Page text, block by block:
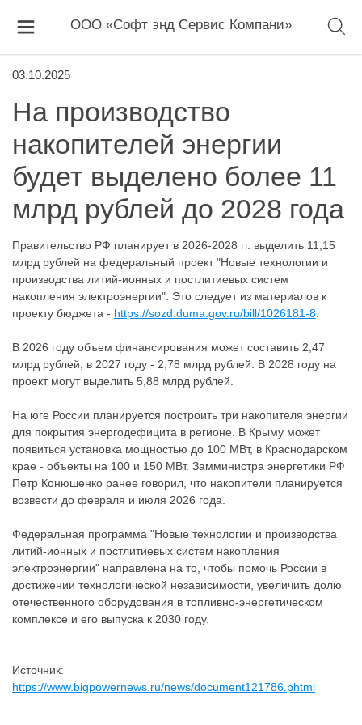
ООО «Софт энд Сервис Компани»
03.10.2025
На производство
накопителей энергии
будет выделено более 11
млрд рублей до 2028 года
Правительство РФ планирует в 2026-2028 гг. выделить 11,15
млрд рублей на федеральный проект "Новые технологии и
производства литий-ионных и постлитиевых систем
накопления электроэнергии". Это следует из материалов к
проекту бюджета - https://sozd.duma.gov.ru/bill/1026181-8
В 2026 году объем финансирования может составить 2,47
млрд рублей, в 2027 году - 2,78 млрд рублей. В 2028 году на
проект могут выделить 5,88 млрд рублей.
На юге России планируется построить три накопителя энергии
для покрытия энергодефицита в регионе. В Крыму может
появиться установка мощностью до 100 МВт, в Краснодарском
крае - объекты на 100 и 150 МВт. Замминистра энергетики РФ
Петр Конюшенко ранее говорил, что накопители планируется
возвести до февраля и июля 2026 года.
Федеральная программа "Новые технологии и производства
литий-ионных и постлитиевых систем накопления
электроэнергии" направлена на то, чтобы помочь России в
достижении технологической независимости, увеличить долю
отечественного оборудования в топливно-энергетическом
комплексе и его выпуска к 2030 году.
Источник:
https://www.bigpowernews.ru/news/document121786.phtml